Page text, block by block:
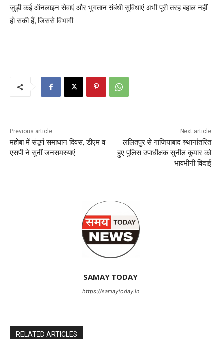
जुड़ी कई ऑनलाइन सेवाएं और भुगतान संबंधी सुविधाएं अभी पूरी तरह बहाल नहीं
हो सकी हैं, जिससे विभागी
Previous article
महोबा में संपूर्ण समाधान दिवस, डीएम व
एसपी ने सुनीं जनसमस्याएं
Next article
ललितपुर से गाजियाबाद स्थानांतरित
हुए पुलिस उपाधीक्षक सुनील कुमार को
भावभीनी विदाई
SAMAY TODAY
https://samaytoday.in
RELATED ARTICLES